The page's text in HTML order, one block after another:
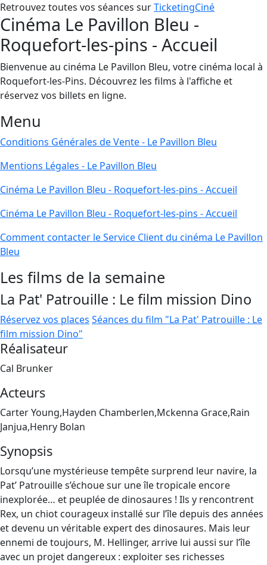
Retrouvez toutes vos séances surTicketingCiné
Cinéma Le Pavillon Bleu -
Roquefort-les-pins - Accueil
Bienvenue au cinéma Le Pavillon Bleu, votre cinéma local à
Roquefort-les-Pins. Découvrez les films à l'affiche et
réservez vos billets en ligne.
Menu
Conditions Générales de Vente - Le Pavillon Bleu
Mentions Légales - Le Pavillon Bleu
Cinéma Le Pavillon Bleu - Roquefort-les-pins - Accueil
Cinéma Le Pavillon Bleu - Roquefort-les-pins - Accueil
Comment contacter le Service Client du cinéma Le Pavillon
Bleu
Les films de la semaine
La Pat' Patrouille : Le film mission Dino
Réservez vos places Séances du film "La Pat' Patrouille : Le
film mission Dino"
Réalisateur
Cal Brunker
Acteurs
Carter Young,Hayden Chamberlen,Mckenna Grace,Rain
Janjua,Henry Bolan
Synopsis
Lorsqu’une mystérieuse tempête surprend leur navire, la
Pat’ Patrouille s’échoue sur une île tropicale encore
inexplorée… et peuplée de dinosaures ! Ils y rencontrent
Rex, un chiot courageux installé sur l’île depuis des années
et devenu un véritable expert des dinosaures. Mais leur
ennemi de toujours, M. Hellinger, arrive lui aussi sur l’île
avec un projet dangereux : exploiter ses richesses